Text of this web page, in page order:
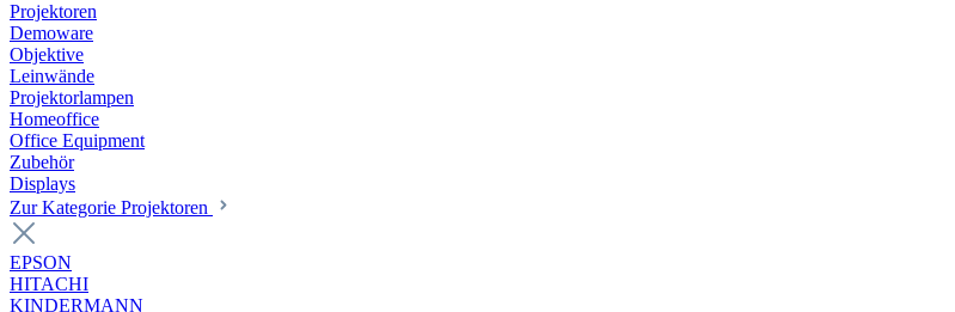
Projektoren
Demoware
Objektive
Leinwände
Projektorlampen
Homeoffice
Office Equipment
Zubehör
Displays
Zur Kategorie Projektoren
EPSON
HITACHI
KINDERMANN